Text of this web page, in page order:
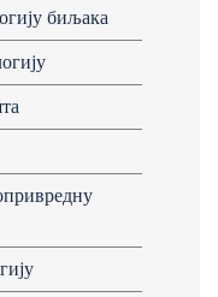
биљaкa